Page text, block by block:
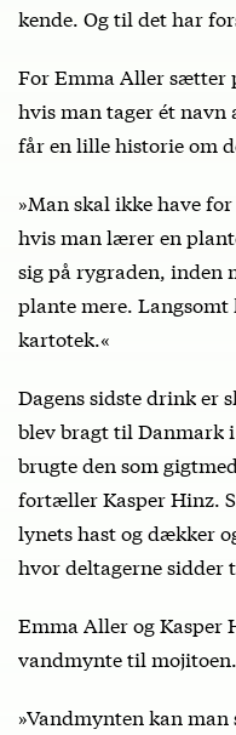
kende. Og til det har
For Emma Aller sætter
hvis man tager ét navn
får en lille historie om
»Man skal ikke have
hvis man lærer en
sig på rygraden, inden
plante mere. Langsomt
kartotek.«
Dagens sidste drink er
blev bragt til Danmark
brugte den som
fortæller Kasper Hinz.
lynets hast og dækker
hvor deltagerne sidder
Emma Aller og Kasper
vandmynte til mojitoen.
»Vandmynten kan man